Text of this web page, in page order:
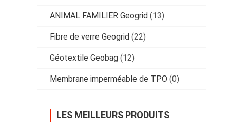
ANIMAL FAMILIER Geogrid (13)
Fibre de verre Geogrid (22)
Géotextile Geobag (12)
Membrane imperméable de TPO (0)
LES MEILLEURS PRODUITS